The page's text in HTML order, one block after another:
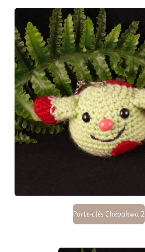
Porte-clés Chépakwa 2